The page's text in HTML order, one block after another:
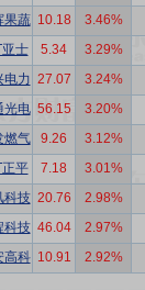
果蔬 10.18 3.46%
士 5.34 3.29%
电力 27.07 3.24%
光电 56.15 3.20%
燃气 9.26 3.12%
平 7.18 3.01%
科技 20.76 2.98%
科技 46.04 2.97%
高科 10.91 2.92%